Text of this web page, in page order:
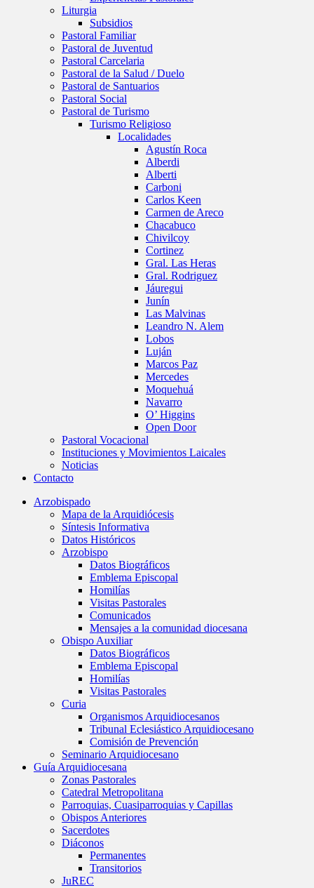
Liturgia
Subsidios
Pastoral Familiar
Pastoral de Juventud
Pastoral Carcelaria
Pastoral de la Salud / Duelo
Pastoral de Santuarios
Pastoral Social
Pastoral de Turismo
Turismo Religioso
Localidades
Agustín Roca
Alberdi
Alberti
Carboni
Carlos Keen
Carmen de Areco
Chacabuco
Chivilcoy
Cortinez
Gral. Las Heras
Gral. Rodriguez
Jáuregui
Junín
Las Malvinas
Leandro N. Alem
Lobos
Luján
Marcos Paz
Mercedes
Moquehuá
Navarro
O’ Higgins
Open Door
Pastoral Vocacional
Instituciones y Movimientos Laicales
Noticias
Contacto
Arzobispado
Mapa de la Arquidiócesis
Síntesis Informativa
Datos Históricos
Arzobispo
Datos Biográficos
Emblema Episcopal
Homilías
Visitas Pastorales
Comunicados
Mensajes a la comunidad diocesana
Obispo Auxiliar
Datos Biográficos
Emblema Episcopal
Homilías
Visitas Pastorales
Curia
Organismos Arquidiocesanos
Tribunal Eclesiástico Arquidiocesano
Comisión de Prevención
Seminario Arquidiocesano
Guía Arquidiocesana
Zonas Pastorales
Catedral Metropolitana
Parroquias, Cuasiparroquias y Capillas
Obispos Anteriores
Sacerdotes
Diáconos
Permanentes
Transitorios
JuREC